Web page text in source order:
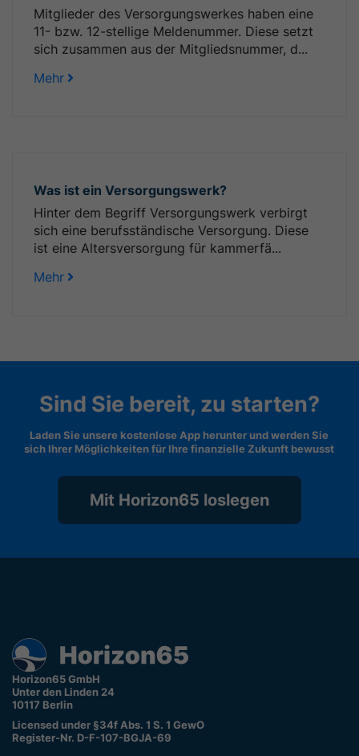
Mitglieder des Versorgungswerkes haben eine
11- bzw. 12-stellige Meldenummer. Diese setzt
sich zusammen aus der Mitgliedsnummer, d...
Mehr
Was ist ein Versorgungswerk?
Hinter dem Begriff Versorgungswerk verbirgt
sich eine berufsständische Versorgung. Diese
ist eine Altersversorgung für kammerfä...
Mehr
Sind Sie bereit, zu starten?
Laden Sie unsere kostenlose App herunter und werden Sie
sich Ihrer Möglichkeiten für Ihre finanzielle Zukunft bewusst
Mit Horizon65 loslegen
Horizon65 GmbH
Unter den Linden 24
10117 Berlin
Licensed under §34f Abs. 1 S. 1 GewO
Register-Nr. D-F-107-BGJA-69